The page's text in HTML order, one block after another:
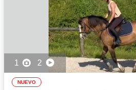
1 2
NUEVO